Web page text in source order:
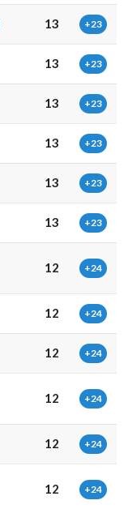
13 +23
13 +23
13 +23
13 +23
13 +23
13 +23
12 +24
12 +24
12 +24
12 +24
12 +24
12 +24